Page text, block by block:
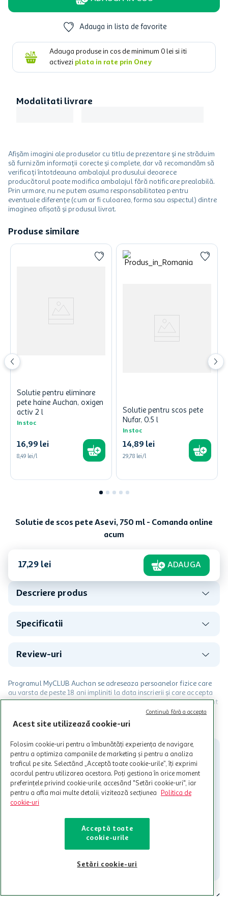
Adauga in lista de favorite
Adauga produse in cos de minimum 0 lei si iti
activezi plata in rate prin Oney
Modalitati livrare
Afișăm imagini ale produselor cu titlu de prezentare și ne străduim
să furnizăm informații corecte și complete, dar vă recomandăm să
verificați întotdeauna ambalajul produsului deoarece
producătorul poate modifica ambalajul fără notificare prealabilă.
Prin urmare, nu ne putem asuma responsabilitatea pentru
eventuale diferențe (cum ar fi culoarea, forma sau aspectul) dintre
imaginea afișată și produsul livrat.
Produse similare
Solutie pentru eliminare
pete haine Auchan, oxigen
activ 2 l
In stoc
16,99 lei
8,49 lei/l
Solutie pentru scos pete
Nufar, 0.5 l
In stoc
14,89 lei
29,78 lei/l
Solutie de scos pete Asevi, 750 ml - Comanda online
acum
17,29 lei ADAUGA
Descriere produs
Specificatii
Review-uri
Programul MyCLUB Auchan se adreseaza persoanelor fizice care
au varsta de peste 18 ani impliniti la data inscrierii și care accepta
Termenele și Condițiile Programului. Ofertele MyCLUB Auchan sunt
valabile in limita stocurilor disponibile. Beneficiile se acorda in
limita a 12 unitati / card client o singura data in perioada promotiei.
nu poate fi utilizat in legatura cu alti comercianți sau pentru alte
activitati in afara celor mentionate in Termene si Conditii. Auchan
nu raspunde pentru imposibilitatea utilizarii Cardului in perioada in
care aceste este suspendat sau in perioada in care sunt efectuate
intretineri sau reparatii tehnice la sistemul de utilizarea al Cardului.
CITESTE MAI MULT
Iti stam mereu la dispozitie.
021-9141 contact@auchan.ro
Pentru tine
Acest site utilizează cookie-uri
Folosim cookie-uri pentru a îmbunătăți experiența de navigare,
pentru a optimiza campaniile de marketing și pentru a analiza
traficul pe site. Selectând „Acceptă toate cookie-urile”, îți exprimi
acordul pentru utilizarea acestora. Poți gestiona în orice moment
preferințele privind cookie-urile, accesând "Setări cookie-uri", iar
pentru a afla mai multe detalii, vizitează secțiunea
Politica de
cookie-uri
Acceptă toate
cookie-urile
Setări cookie-uri
Continuă fără a accepta